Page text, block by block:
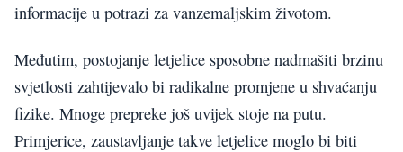
informacije u potrazi za vanzemaljskim životom.
Međutim, postojanje letjelice sposobne nadmašiti brzinu
svjetlosti zahtijevalo bi radikalne promjene u shvaćanju
fizike. Mnoge prepreke još uvijek stoje na putu.
Primjerice, zaustavljanje takve letjelice moglo bi biti